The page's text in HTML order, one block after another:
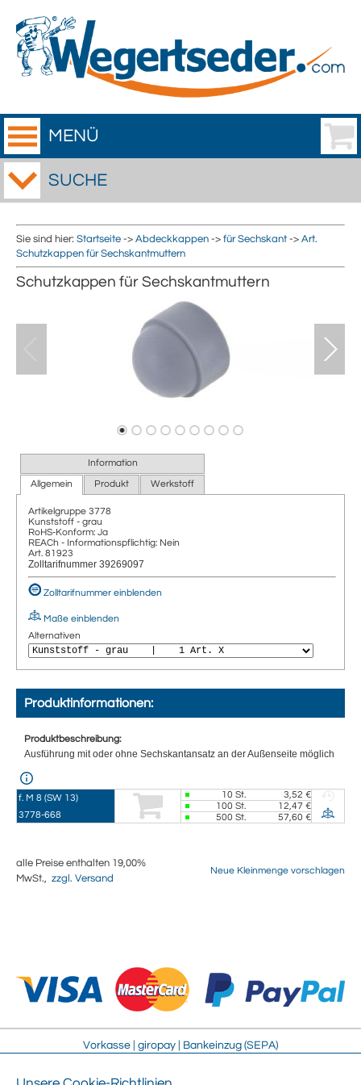
MENÜ
SUCHE
Sie sind hier: Startseite -> Abdeckkappen -> für Sechskant -> Art.
Schutzkappen für Sechskantmuttern
Schutzkappen für Sechskantmuttern
Information
Allgemein
Produkt Werkstoff
Artikelgruppe 3778
Kunststoff - grau
RoHS-Konform: Ja
REACh - Informationspflichtig: Nein
Art. 81923
Zolltarifnummer 39269097
Zolltarifnummer einblenden
Maße einblenden
Alternativen
Produktinformationen:
Produktbeschreibung:
Ausführung mit oder ohne Sechskantansatz an der Außenseite möglich
f. M 8 (SW 13)
3778-668
10 St.
3,52 €
100 St.
12,47 €
500 St. 57,60 €
alle Preise enthalten 19,00%
MwSt., zzgl. Versand
Neue Kleinmenge vorschlagen
Vorkasse | giropay | Bankeinzug (SEPA)